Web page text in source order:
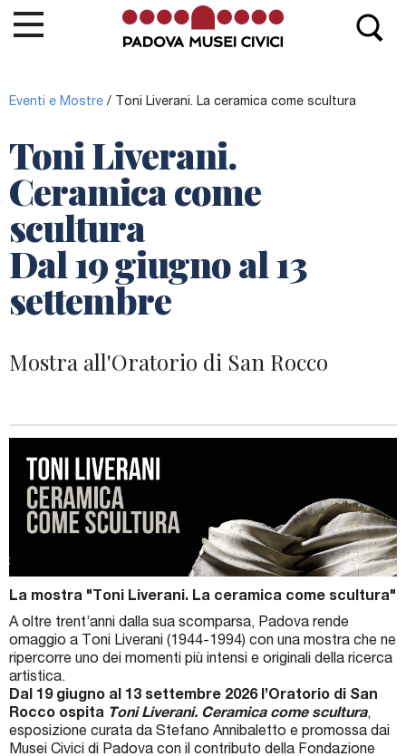
Le Opere
Info e contatti
Eventi e Mostre
News
MEB
Padova Musei Civici
, la rete dei Musei e Biblioteche di
Padova.
Eventi e Mostre / Toni Liverani. La ceramica come scultura
Toni Liverani.
Ceramica come
scultura
Dal 19 giugno al 13
settembre
Mostra all'Oratorio di San Rocco
La mostra "Toni Liverani. La ceramica come scultura"
A oltre trent’anni dalla sua scomparsa, Padova rende
omaggio a Toni Liverani (1944-1994) con una mostra che ne
ripercorre uno dei momenti più intensi e originali della ricerca
artistica.
Dal 19 giugno al 13 settembre 2026 l’Oratorio di San
Rocco ospita Toni Liverani. Ceramica come scultura,
esposizione curata da Stefano Annibaletto e promossa dai
Musei Civici di Padova con il contributo della Fondazione